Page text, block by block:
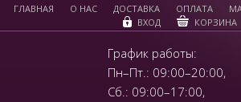
ГЛАВНАЯ О НАС ДОСТАВКА ОПЛАТА
ВХОД
КОРЗИНА
График работы:
Пн–Пт.: 09:00–20:00,
Сб.: 09:00–17:00,